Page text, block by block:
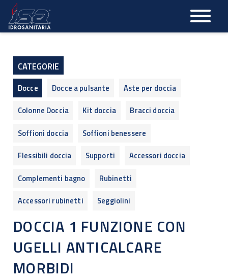
Salta
contenuto
principale
CATEGORIE
Docce Docce a pulsante Aste per doccia
Colonne Doccia Kit doccia Bracci doccia
Soffioni doccia Soffioni benessere
Flessibili doccia Supporti Accessori doccia
Complementi bagno Rubinetti
Accessori rubinetti Seggiolini
DOCCIA 1 FUNZIONE CON
UGELLI ANTICALCARE
MORBIDI